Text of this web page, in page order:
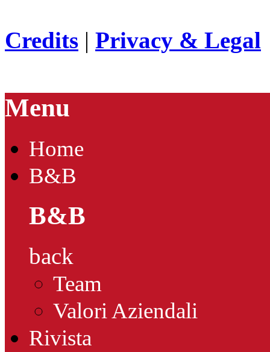
Credits | Privacy & Legal
Menu
Home
B&B
B&B
back
Team
Valori Aziendali
Rivista